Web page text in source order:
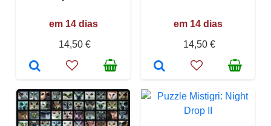
em 14 dias
14,50 €
em 14 dias
14,50 €